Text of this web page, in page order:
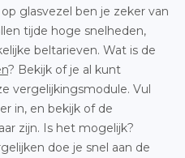
glasvezel ben je zeker van
tijde hoge snelheden,
beltarieven. Wat is de
? Bekijk of je al kunt
vergelijkingsmodule. Vul
in, en bekijk of de
zijn. Is het mogelijk?
doe je snel aan de